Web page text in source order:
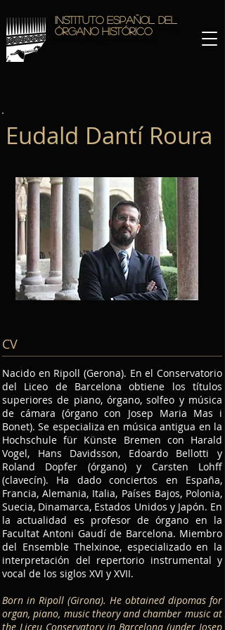
Instituto Español del
Órgano Histórico
Eudald Dantí Roura
CV
Nacido en Ripoll (Gerona). En el Conservatorio
del Liceo de Barcelona obtiene los títulos
superiores de piano, órgano, solfeo y música
de cámara (órgano con Josep Maria Mas i
Bonet). Se especializa en música antigua en la
Hochschule für Künste Bremen con Harald
Vogel, Hans Davidsson, Edoardo Bellotti y
Roland Dopfer (órgano) y Carsten Lohff
(clavecín). Ha dado conciertos en España,
Francia, Alemania, Italia, Países Bajos, Polonia,
Suecia, Dinamarca, Estados Unidos y Japón. En
la actualidad es profesor de órgano en la
Facultat Antoni Gaudí de Barcelona. Miembro
del Ensemble Thelxinoe, especializado en la
interpretación del repertorio instrumental y
vocal de los siglos XVI y XVII.
Born in Ripoll (Girona). He obtained dipomas for
organ, piano, music theory and chamber music at
the Liceu Conservatory in Barcelona (under Josep